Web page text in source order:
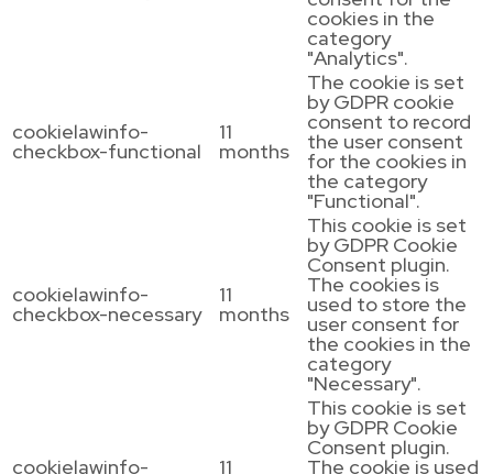
cookies in the
category
"Analytics".
cookielawinfo-
checkbox-functional
11
months
The cookie is set
by GDPR cookie
consent to record
the user consent
for the cookies in
the category
"Functional".
cookielawinfo-
checkbox-necessary
11
months
This cookie is set
by GDPR Cookie
Consent plugin.
The cookies is
used to store the
user consent for
the cookies in the
category
"Necessary".
cookielawinfo- 11
This cookie is set
by GDPR Cookie
Consent plugin.
The cookie is used